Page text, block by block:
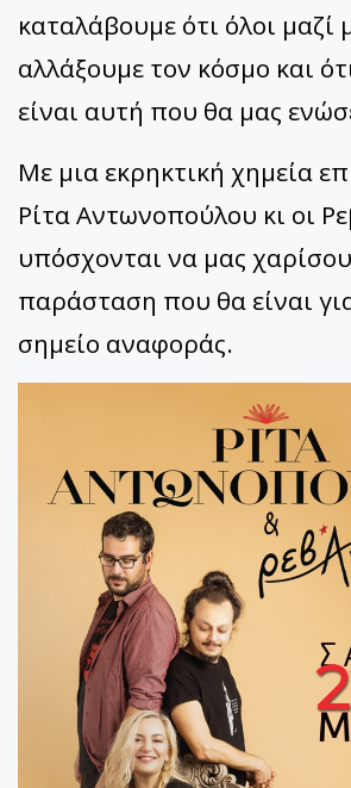
καταλάβουμε ότι όλοι
αλλάξουμε τον κόσμο και
είναι αυτή που θα μας
Με μια εκρηκτική χημεία
Ρίτα Αντωνοπούλου κι οι
υπόσχονται να μας
παράσταση που θα είναι
σημείο αναφοράς.